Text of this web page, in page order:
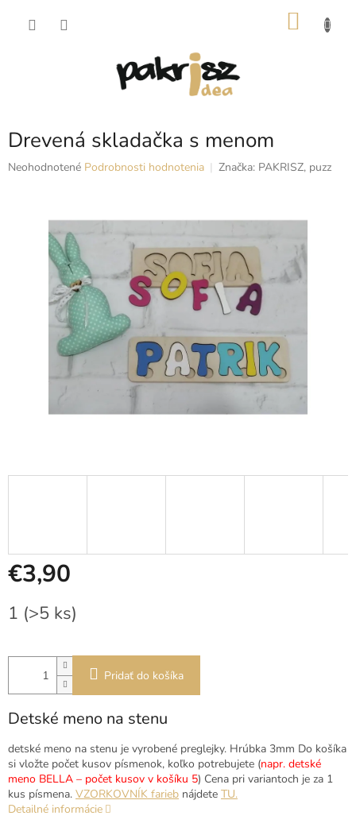
Drevená skladačka s menom
Priemerné
hviezdičiek.
Neohodnotené Podrobnosti hodnotenia Značka: PAKRISZ, puzz
€3,90
cena:
1 (>5 ks)
Pridať do košíka
Detské meno na stenu
detské meno na stenu je vyrobené preglejky. Hrúbka 3mm Do košíka
si vložte počet kusov písmenok, koľko potrebujete (napr. detské
meno BELLA – počet kusov v košíku 5) Cena pri variantoch je za 1
kus písmena. VZORKOVNÍK farieb nájdete TU.
Detailné informácie